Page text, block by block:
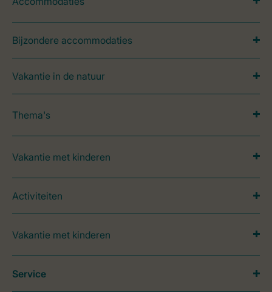
Bijzondere accommodaties
Vakantie in de natuur
Thema's
Vakantie met kinderen
Activiteiten
Vakantie met kinderen
Service